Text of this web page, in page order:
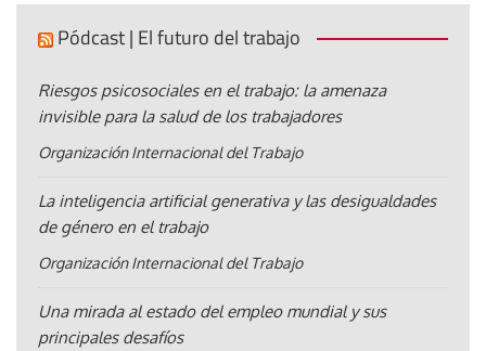
Pódcast | El futuro del trabajo
Riesgos psicosociales en el trabajo: la amenaza
invisible para la salud de los trabajadores
Organización Internacional del Trabajo
La inteligencia artificial generativa y las desigualdades
de género en el trabajo
Organización Internacional del Trabajo
Una mirada al estado del empleo mundial y sus
principales desafíos